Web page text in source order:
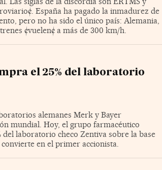
España ha pagado la inmadurez de
pero no ha sido el único país: Alemania,
¢vuelen¢ a más de 300 km/h.
el 25% del laboratorio
alemanes Merk y Bayer
mundial. Hoy, el grupo farmacéutico
del laboratorio checo Zentiva sobre la base
en el primer accionista.